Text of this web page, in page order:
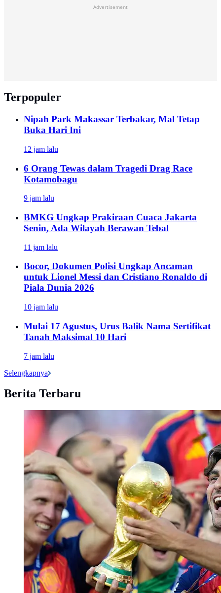
Advertisement
Terpopuler
Nipah Park Makassar Terbakar, Mal Tetap
Buka Hari Ini
12 jam lalu
6 Orang Tewas dalam Tragedi Drag Race
Kotamobagu
9 jam lalu
BMKG Ungkap Prakiraan Cuaca Jakarta
Senin, Ada Wilayah Berawan Tebal
11 jam lalu
Bocor, Dokumen Polisi Ungkap Ancaman
untuk Lionel Messi dan Cristiano Ronaldo di
Piala Dunia 2026
10 jam lalu
Mulai 17 Agustus, Urus Balik Nama Sertifikat
Tanah Maksimal 10 Hari
7 jam lalu
Selengkapnya
Berita Terbaru